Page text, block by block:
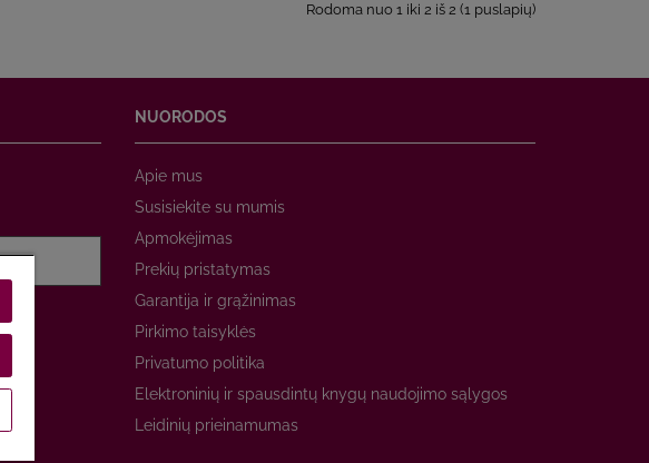
Rodoma nuo 1 iki 2 iš 2 (1 puslapių)
NUORODOS
Apie mus
Susisiekite su mumis
Apmokėjimas
Prekių pristatymas
Garantija ir grąžinimas
Pirkimo taisyklės
Privatumo politika
Elektroninių ir spausdintų knygų naudojimo sąlygos
Leidinių prieinamumas